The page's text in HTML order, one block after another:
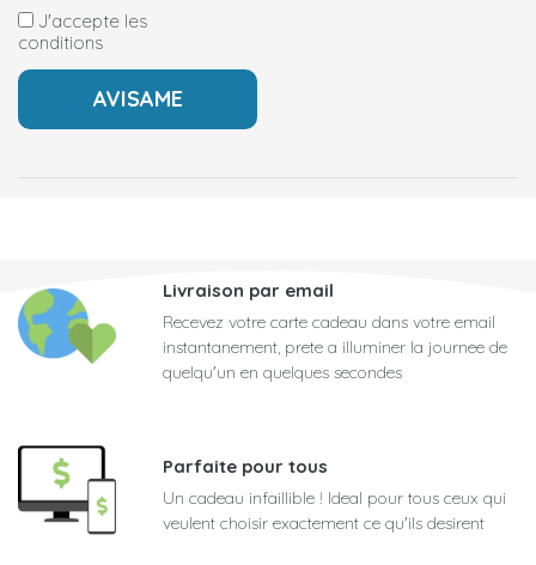
J'accepte les
conditions
Livraison par email
Recevez votre carte cadeau dans votre email
instantanement, prete a illuminer la journee de
quelqu'un en quelques secondes
Parfaite pour tous
Un cadeau infaillible ! Ideal pour tous ceux qui
veulent choisir exactement ce qu'ils desirent